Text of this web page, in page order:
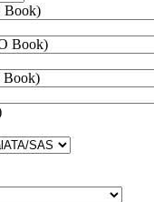
Book)
Book)
Book)